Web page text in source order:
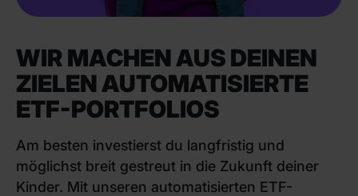
WIR MACHEN AUS DEINEN
ZIELEN AUTOMATISIERTE
ETF-PORTFOLIOS
Am besten investierst du langfristig und
möglichst breit gestreut in die Zukunft deiner
Kinder. Mit unseren automatisierten ETF-